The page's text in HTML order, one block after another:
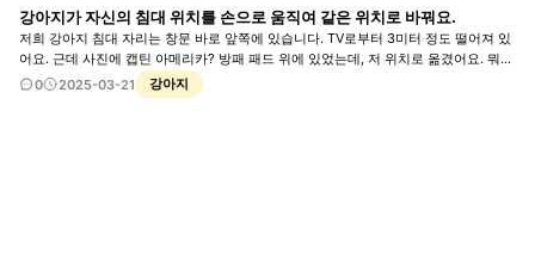
강아지가 자신의 침대 위치를 손으로 움직여 같은 위치로 바꿔요.
저희 강아지 침대 자리는 창문 바로 앞쪽에 있습니다. TV로부터 3미터 정도 떨어져 있
어요. 근데 사진에 캡틴 아메리카? 방패 패드 위에 있었는데, 저 위치로 옮겼어요. 뭐가
잘못됐나 싶어요.
0 2025-03-21 강아지